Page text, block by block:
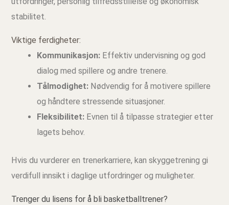
stabilitet.
Viktige ferdigheter:
Kommunikasjon:Effektiv undervisning og god
dialog med spillere og andre trenere.
Tålmodighet:Nødvendig for å motivere spillere
og håndtere stressende situasjoner.
Fleksibilitet:Evnen til å tilpasse strategier etter
lagets behov.
Hvis du vurderer en trenerkarriere, kan skyggetrening gi
verdifull innsikt i daglige utfordringer og muligheter.
Trenger du lisens for å bli basketballtrener?